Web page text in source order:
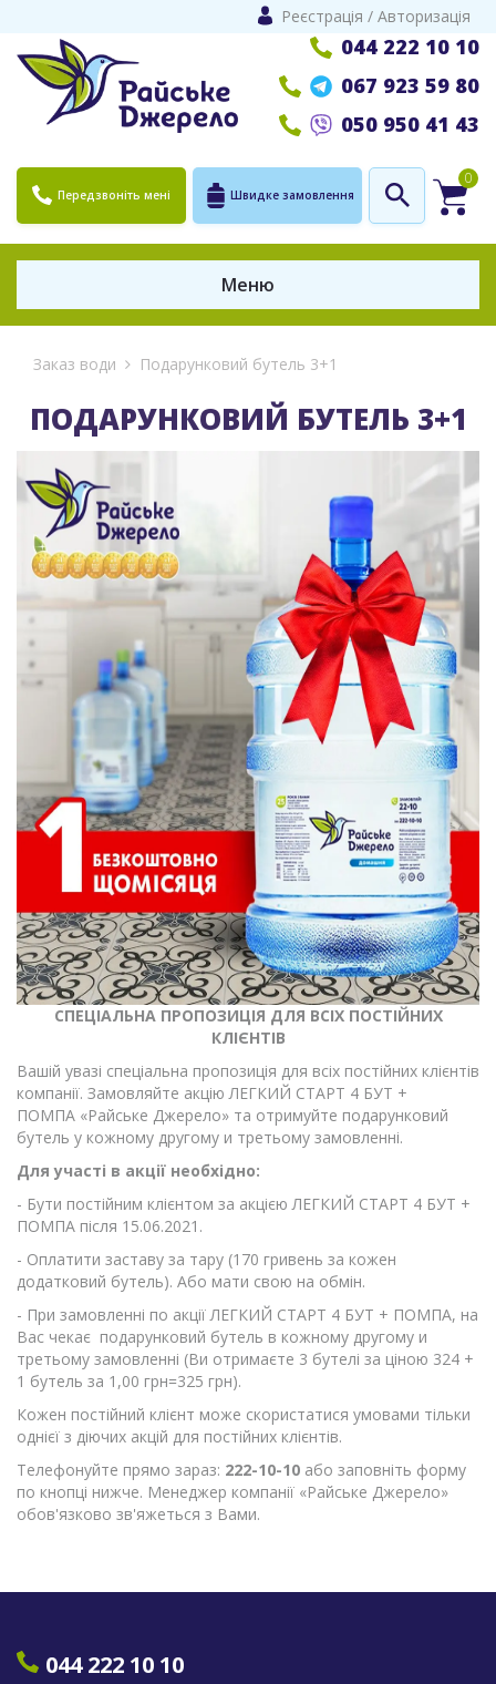
Реєстрація / Авторизація
044 222 10 10
067 923 59 80
050 950 41 43
Передзвоніть мені Швидке замовлення
0
Меню
Заказ води Подарунковий бутель 3+1
ПОДАРУНКОВИЙ БУТЕЛЬ 3+1
СПЕЦІАЛЬНА ПРОПОЗИЦІЯ ДЛЯ ВСІХ ПОСТІЙНИХ
КЛІЄНТІВ
Вашій увазі спеціальна пропозиція для всіх постійних клієнтів
компанії. Замовляйте акцію ЛЕГКИЙ СТАРТ 4 БУТ +
ПОМПА «Райське Джерело» та отримуйте подарунковий
бутель у кожному другому и третьому замовленні.
Для участі в акції необхідно:
- Бути постійним клієнтом за акцією ЛЕГКИЙ СТАРТ 4 БУТ +
ПОМПА після 15.06.2021.
- Оплатити заставу за тару (170 гривень за кожен
додатковий бутель). Або мати свою на обмін.
- При замовленні по акції ЛЕГКИЙ СТАРТ 4 БУТ + ПОМПА, на
Вас чекає подарунковий бутель в кожному другому и
третьому замовленні (Ви отримаєте 3 бутелі за ціною 324 +
1 бутель за 1,00 грн=325 грн).
Кожен постійний клієнт може скористатися умовами тільки
однієї з діючих акцій для постійних клієнтів.
Телефонуйте прямо зараз: 222-10-10 або заповніть форму
по кнопці нижче. Менеджер компанії «Райське Джерело»
обов'язково зв'яжеться з Вами.
044 222 10 10